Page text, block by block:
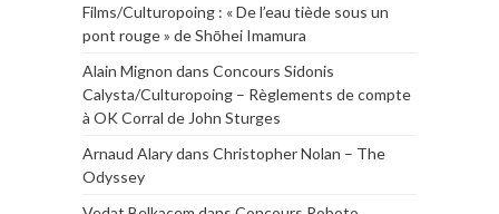
Films/Culturopoing : « De l’eau tiède sous un
pont rouge » de Shōhei Imamura
Alain Mignon dans Concours Sidonis
Calysta/Culturopoing – Règlements de compte
à OK Corral de John Sturges
Arnaud Alarydans Christopher Nolan – The
Odyssey